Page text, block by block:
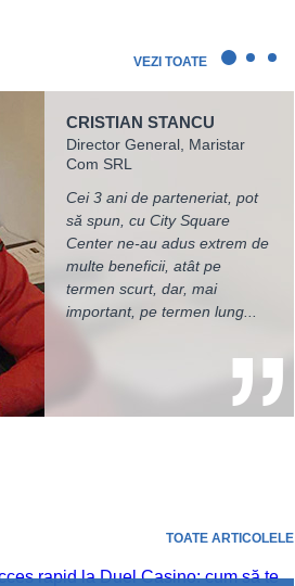
VEZI TOATE
CRISTIAN STANCU
Director General, Maristar
Com SRL
Cei 3 ani de parteneriat, pot
să spun, cu City Square
Center ne-au adus extrem de
multe beneficii, atât pe
termen scurt, dar, mai
important, pe termen lung...
City Square Center ne-a
reprezentat firma la zeci de
controale ale Inspectoratelor
de Muncă - nu dintr-un singur
județ, ci din mai multe. Faptul
că în toată această perioadă
și în urma acestor controale
nu am primit nici măcar o
amendă...
De-a lungul relației cu City
Square, am avut multe de
învățat. O concluzie pe care
țin însă să o împărtășesc este
legată de cât de mult
înseamnă o interpretare
corectă a legislației muncii.
City Square m-a ajutat să văd
câte avantaje...
TOATE ARTICOLELE